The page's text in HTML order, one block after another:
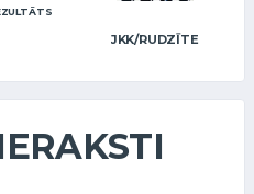
JKK/RUDZĪTE